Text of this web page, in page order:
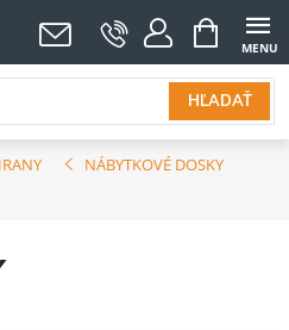
HĽADAŤ
NÁKUPNÝ
KOŠÍK
NÁBYTKOVÉ DOSKY